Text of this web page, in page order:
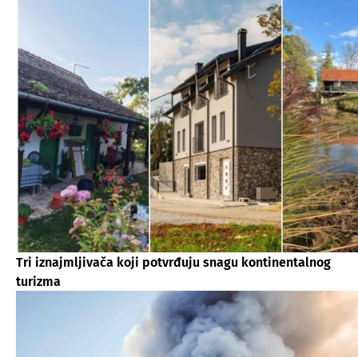
Tri iznajmljivača koji potvrđuju snagu kontinentalnog
turizma